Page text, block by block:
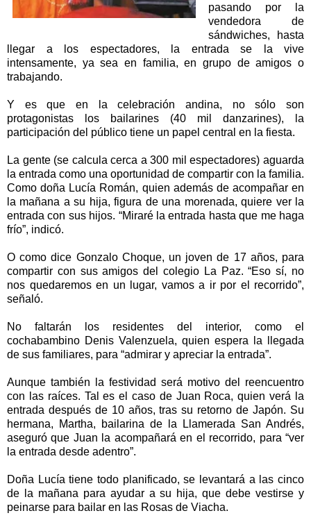
pasando por la
vendedora de
sándwiches, hasta
llegar a los espectadores, la entrada se la vive
intensamente, ya sea en familia, en grupo de amigos o
trabajando.
Y es que en la celebración andina, no sólo son
protagonistas los bailarines (40 mil danzarines), la
participación del público tiene un papel central en la fiesta.
La gente (se calcula cerca a 300 mil espectadores) aguarda
la entrada como una oportunidad de compartir con la familia.
Como doña Lucía Román, quien además de acompañar en
la mañana a su hija, figura de una morenada, quiere ver la
entrada con sus hijos. “Miraré la entrada hasta que me haga
frío”, indicó.
O como dice Gonzalo Choque, un joven de 17 años, para
compartir con sus amigos del colegio La Paz. “Eso sí, no
nos quedaremos en un lugar, vamos a ir por el recorrido”,
señaló.
No faltarán los residentes del interior, como el
cochabambino Denis Valenzuela, quien espera la llegada
de sus familiares, para “admirar y apreciar la entrada”.
Aunque también la festividad será motivo del reencuentro
con las raíces. Tal es el caso de Juan Roca, quien verá la
entrada después de 10 años, tras su retorno de Japón. Su
hermana, Martha, bailarina de la Llamerada San Andrés,
aseguró que Juan la acompañará en el recorrido, para “ver
la entrada desde adentro”.
Doña Lucía tiene todo planificado, se levantará a las cinco
de la mañana para ayudar a su hija, que debe vestirse y
peinarse para bailar en las Rosas de Viacha.